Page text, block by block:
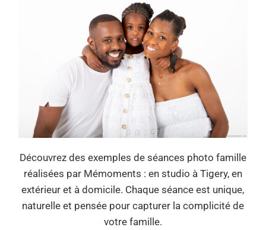
Découvrez des exemples de séances photo famille
réalisées par Mémoments : en studio à Tigery, en
extérieur et à domicile. Chaque séance est unique,
naturelle et pensée pour capturer la complicité de
votre famille.